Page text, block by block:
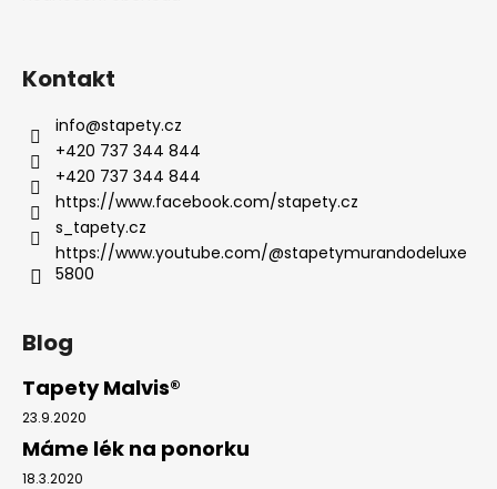
Kontakt
info@stapety.cz
+420 737 344 844
+420 737 344 844
https://www.facebook.com/stapety.cz
s_tapety.cz
https://www.youtube.com/@stapetymurandodeluxe
5800
Blog
Tapety Malvis®
23.9.2020
Máme lék na ponorku
18.3.2020